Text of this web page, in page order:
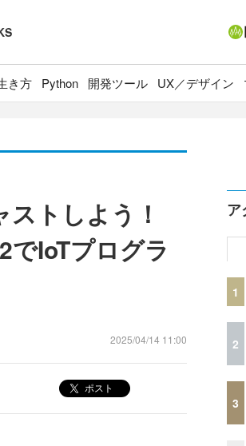
き方 Python 開発ツール UX／デザイン
トしよう！
IoTプログラ
2025/04/14 11:00
ポスト
ア
1
2
3